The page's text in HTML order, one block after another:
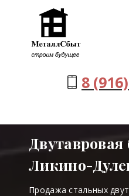
8
Двутавровая
Ликино-
Продажа стальных